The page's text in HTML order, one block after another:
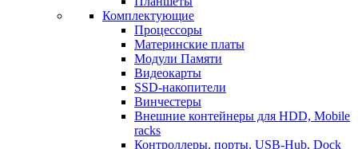
Комплектующие
Процессоры
Материнские платы
Модули Памяти
Видеокарты
SSD-накопители
Винчестеры
Внешние контейнеры для HDD, Mobile
racks
Контроллеры, порты, USB-Hub, Dock